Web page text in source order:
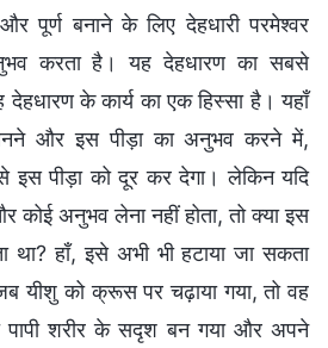
बनाने के लिए देहधारी परमेश्वर
करता है। यह देहधारण का सबसे
के कार्य का एक हिस्सा है। यहाँ
और इस पीड़ा का अनुभव करने में,
इस पीड़ा को दूर कर देगा। लेकिन यदि
कोई अनुभव लेना नहीं होता, तो क्या इस
था? हाँ, इसे अभी भी हटाया जा सकता
यीशु को क्रूस पर चढ़ाया गया, तो वह
पापी शरीर के सदृश बन गया और अपने